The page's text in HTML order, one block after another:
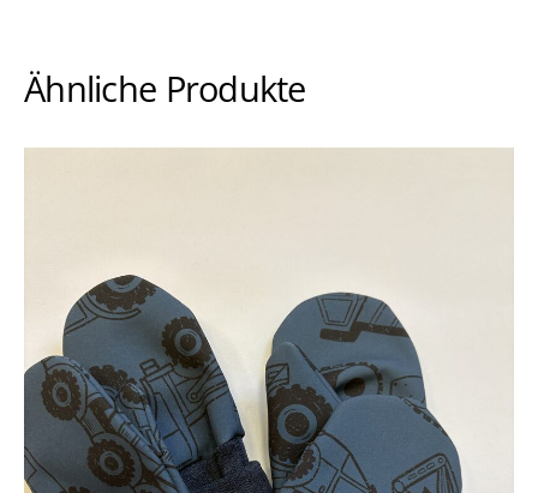
Ähnliche Produkte